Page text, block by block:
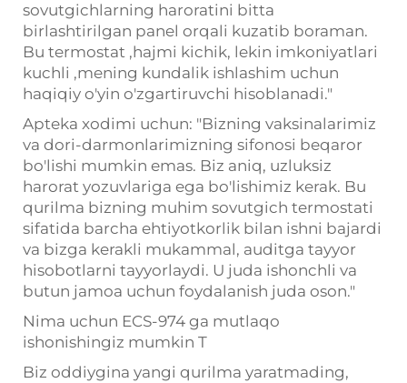
sovutgichlarning haroratini bitta
birlashtirilgan panel orqali kuzatib boraman.
Bu termostat ,hajmi kichik, lekin imkoniyatlari
kuchli ,mening kundalik ishlashim uchun
haqiqiy o'yin o'zgartiruvchi hisoblanadi."
Apteka xodimi uchun: "Bizning vaksinalarimiz
va dori-darmonlarimizning sifonosi beqaror
bo'lishi mumkin emas. Biz aniq, uzluksiz
harorat yozuvlariga ega bo'lishimiz kerak. Bu
qurilma bizning muhim sovutgich termostati
sifatida barcha ehtiyotkorlik bilan ishni bajardi
va bizga kerakli mukammal, auditga tayyor
hisobotlarni tayyorlaydi. U juda ishonchli va
butun jamoa uchun foydalanish juda oson."
Nima uchun ECS-974 ga mutlaqo
ishonishingiz mumkin T
Biz oddiygina yangi qurilma yaratmading,